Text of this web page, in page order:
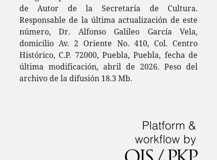
de Autor de la Secretaría de Cultura.
Responsable de la última actualización de este
número, Dr. Alfonso Galileo García Vela,
domicilio Av. 2 Oriente No. 410, Col. Centro
Histórico, C.P. 72000, Puebla, Puebla, fecha de
última modificación, abril de 2026. Peso del
archivo de la difusión 18.3 Mb.